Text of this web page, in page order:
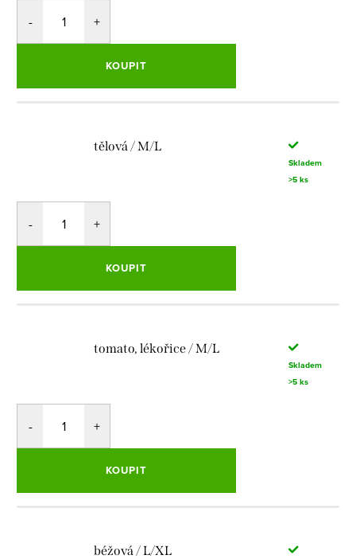
KOUPIT
tělová / M/L
Skladem
>5 ks
KOUPIT
tomato, lékořice / M/L
Skladem
>5 ks
KOUPIT
béžová / L/XL